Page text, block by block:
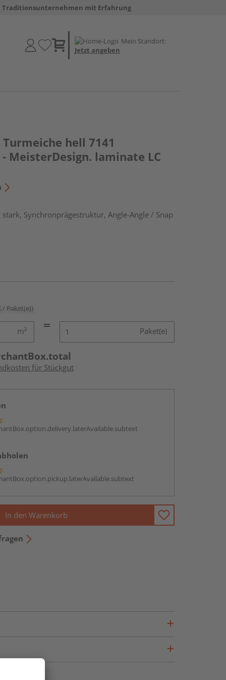
Traditionsunternehmen mit Erfahrung
Mein Standort:
Jetzt angeben
hell 7141
MeisterDesign. laminate LC
Synchronprägestruktur, Angle-Angle / Snap
/ Paket(e))
m² Paket(e)
für Stückgut
In den Warenkorb